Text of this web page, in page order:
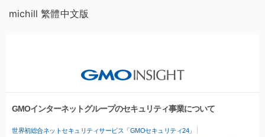
michill 繁體中文版
GMOインターネットグループのセキュリティ事業について
世界初総合ネットセキュリティサービス「GMOセキュリティ24」